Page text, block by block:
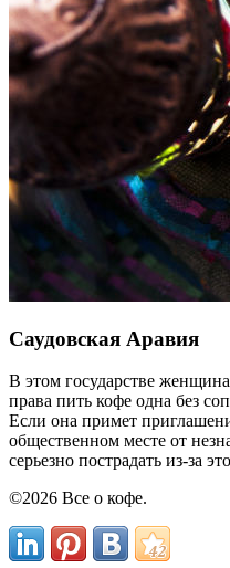
Саудовская Аравия
В этом государстве
права пить кофе одна без
Если она примет
общественном месте от
серьезно пострадать из-за
©2026 Все о кофе.